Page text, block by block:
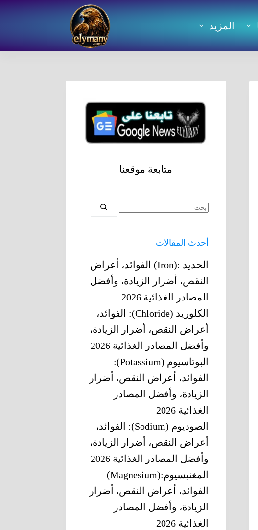
المزيد
متابعة موقعنا
أحدث المقالات
الحديد‎ (Iron): ‎الفوائد، أعراض
النقص، أضرار الزيادة، وأفضل
المصادر الغذائية 2026
الكلوريد (Chloride): الفوائد،
أعراض النقص، أضرار الزيادة،
وأفضل المصادر الغذائية 2026
البوتاسيوم (Potassium):
الفوائد، أعراض النقص، أضرار
الزيادة، وأفضل المصادر
الغذائية 2026
الصوديوم (Sodium): الفوائد،
أعراض النقص، أضرار الزيادة،
وأفضل المصادر الغذائية 2026
المغنيسيوم‎ (Magnesium):
‎الفوائد، أعراض النقص، أضرار
الزيادة، وأفضل المصادر
الغذائية 2026